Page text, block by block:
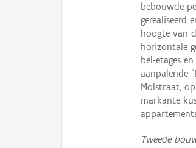
bebouwde
gerealiseerd
hoogte van
horizontale
bel-etages
aanpalende
Molstraat,
markante
Tweede